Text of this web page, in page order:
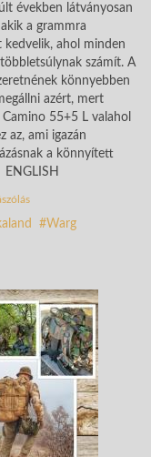
években látványosan
a grammra
kedvelik, ahol minden
számít. A
könnyebben
azért, mert
55+5 L valahol
az, ami igazán
a könnyített
ENGLISH
Warg